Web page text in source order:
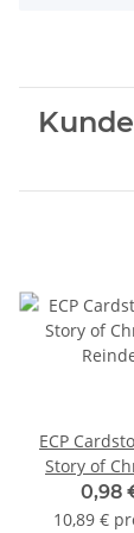
ECP
Story of
0,98
10,89 €